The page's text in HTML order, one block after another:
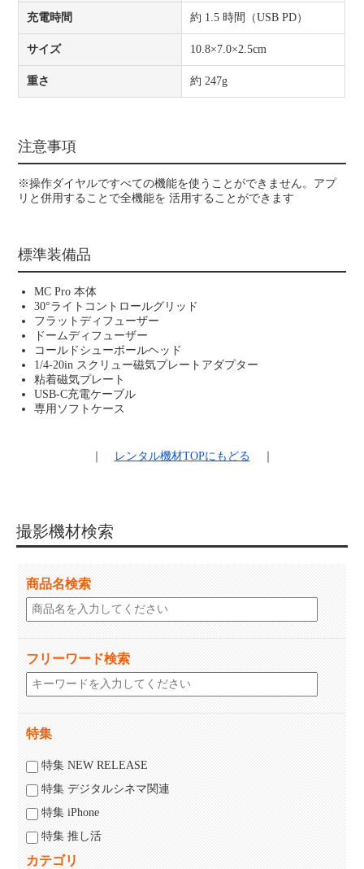
充電時間 約 1.5 時間（USB PD）
サイズ 10.8×7.0×2.5cm
重さ 約 247g
注意事項
※操作ダイヤルですべての機能を使うことができません。アプ
リと併用することで全機能を 活用することができます
標準装備品
MC Pro 本体
30°ライトコントロールグリッド
フラットディフューザー
ドームディフューザー
コールドシューボールヘッド
1/4-20in スクリュー磁気プレートアダプター
粘着磁気プレート
USB-C充電ケーブル
専用ソフトケース
レンタル機材TOPにもどる
撮影機材検索
商品名検索
フリーワード検索
特集
特集 NEW RELEASE
特集 デジタルシネマ関連
特集 iPhone
特集 推し活
カテゴリ